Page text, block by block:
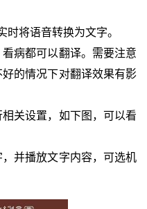
将语音转换为文字。
病都可以翻译。需要注意
的情况下对翻译效果有影
关设置，如下图，可以看
并播放文字内容，可选机